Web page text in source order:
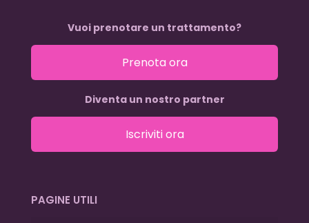
Vuoi prenotare un trattamento?
Prenota ora
Diventa un nostro partner
Iscriviti ora
PAGINE UTILI